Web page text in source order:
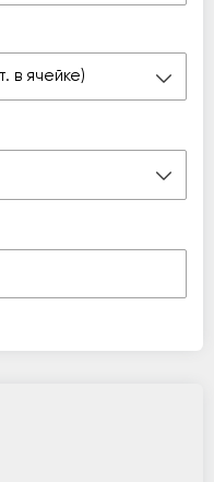
в ячейке)